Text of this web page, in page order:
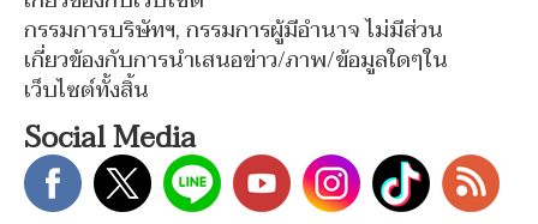
กรรมการบริษัทฯ, กรรมการผู้มีอำนาจ ไม่มีส่วน
เกี่ยวข้องกับการนำเสนอข่าว/ภาพ/ข้อมูลใดๆใน
เว็บไซต์ทั้งสิ้น
Social Media